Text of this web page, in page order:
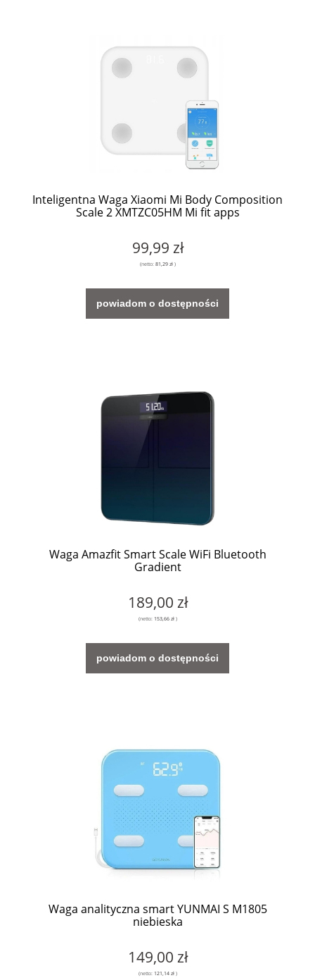
Inteligentna Waga Xiaomi Mi Body Composition
Scale 2 XMTZC05HM Mi fit apps
99,99 zł
(netto: 81,29 zł)
powiadom o dostępności
Waga Amazfit Smart Scale WiFi Bluetooth
Gradient
189,00 zł
(netto: 153,66 zł)
powiadom o dostępności
Waga analityczna smart YUNMAI S M1805
niebieska
149,00 zł
(netto: 121,14 zł)